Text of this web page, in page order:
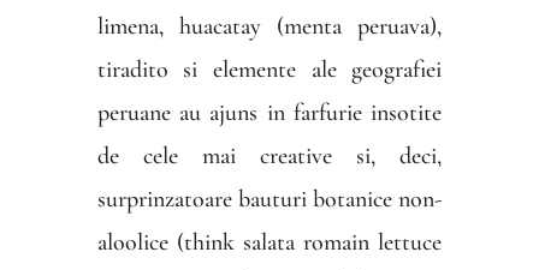
limena, huacatay (menta peruava),
tiradito si elemente ale geografiei
peruane au ajuns in farfurie insotite
de cele mai creative si, deci,
surprinzatoare bauturi botanice non-
aloolice (think salata romain lettuce